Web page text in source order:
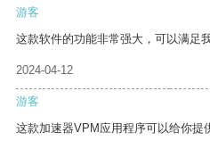
游客
这款软件的功能非常强大，可以满足
2024-04-12
游客
这款加速器VPM应用程序可以给你提